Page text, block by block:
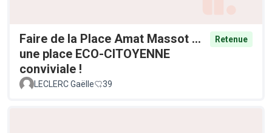
Faire de la Place Amat Massot ...
une place ECO-CITOYENNE
conviviale !
Retenue
LECLERC Gaëlle 39